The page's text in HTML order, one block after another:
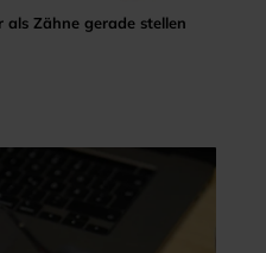
Zähne gerade stellen